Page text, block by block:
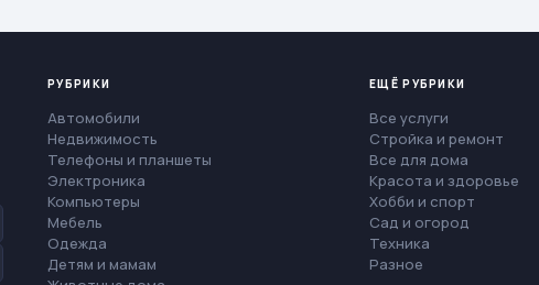
РУБРИКИ
Автомобили
Недвижимость
Телефоны и планшеты
Электроника
Компьютеры
Мебель
Одежда
Детям и мамам
ЕЩЁ РУБРИКИ
Все услуги
Стройка и ремонт
Все для дома
Красота и здоровье
Хобби и спорт
Сад и огород
Техника
Разное